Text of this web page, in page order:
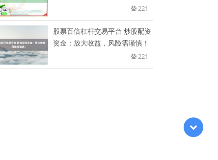
221
股票百倍杠杆交易平台 炒股配资
资金：放大收益，风险需谨慎！
221